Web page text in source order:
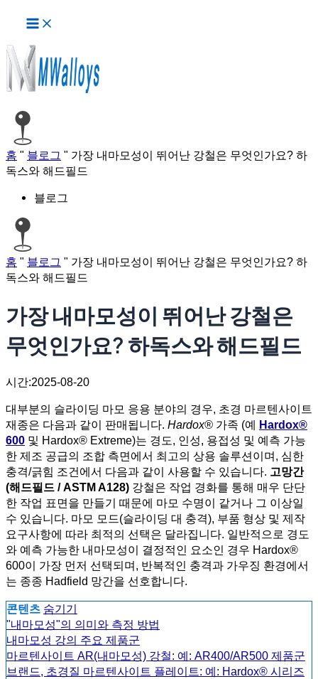
로
건
너
기
인
메
뉴
홈 " 블로그 " 가장 내마모성이 뛰어난 강철은 무엇인가요? 하
독스와 해드필드
블로그
홈 " 블로그 " 가장 내마모성이 뛰어난 강철은 무엇인가요? 하
독스와 해드필드
가장 내마모성이 뛰어난 강철은
무엇인가요? 하독스와 해드필드
시간:2025-08-20
대부분의 슬라이딩 마모 응용 분야의 경우, 초경 마르텐사이트
재종은 다음과 같이 판매됩니다. Hardox® 가족 (예 Hardox®
600 및 Hardox® Extreme)는 경도, 인성, 용접성 및 예측 가능
한 제조 공급의 조합 측면에서 최고의 상용 솔루션이며, 심한
충격/긁힘 조건에서 다음과 같이 사용할 수 있습니다. 고망간
(해드필드 / ASTM A128) 강철은 작업 경화를 통해 매우 단단
한 작업 표면을 만들기 때문에 마모 수명이 같거나 그 이상일
수 있습니다. 마모 모드(슬라이딩 대 충격), 부품 형상 및 제작
요구사항에 따라 최적의 선택은 달라집니다. 일반적으로 경도
와 예측 가능한 내마모성이 결정적인 요소인 경우 Hardox®
600이 가장 먼저 선택되며, 반복적인 충격과 가우징 환경에서
는 종종 Hadfield 망간을 선호합니다.
콘텐츠 숨기기
"내마모성"의 의미와 측정 방법
내마모성 강의 주요 제품군
마르텐사이트 AR(내마모성) 강철: 예: AR400/AR500 제품군
브랜드, 초경질 마르텐사이트 플레이트: 예: Hardox® 시리즈